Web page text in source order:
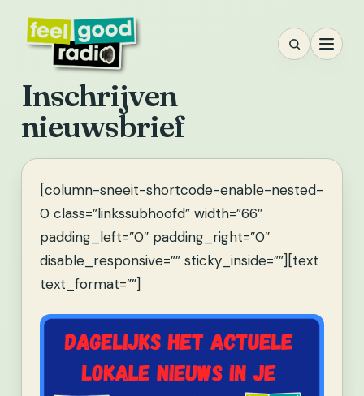
inhoud
Inschrijven
nieuwsbrief
[column-sneeit-shortcode-enable-nested-
0 class=”linkssubhoofd” width=”66″
padding_left=”0″ padding_right=”0″
disable_responsive=”” sticky_inside=””][text
text_format=””]